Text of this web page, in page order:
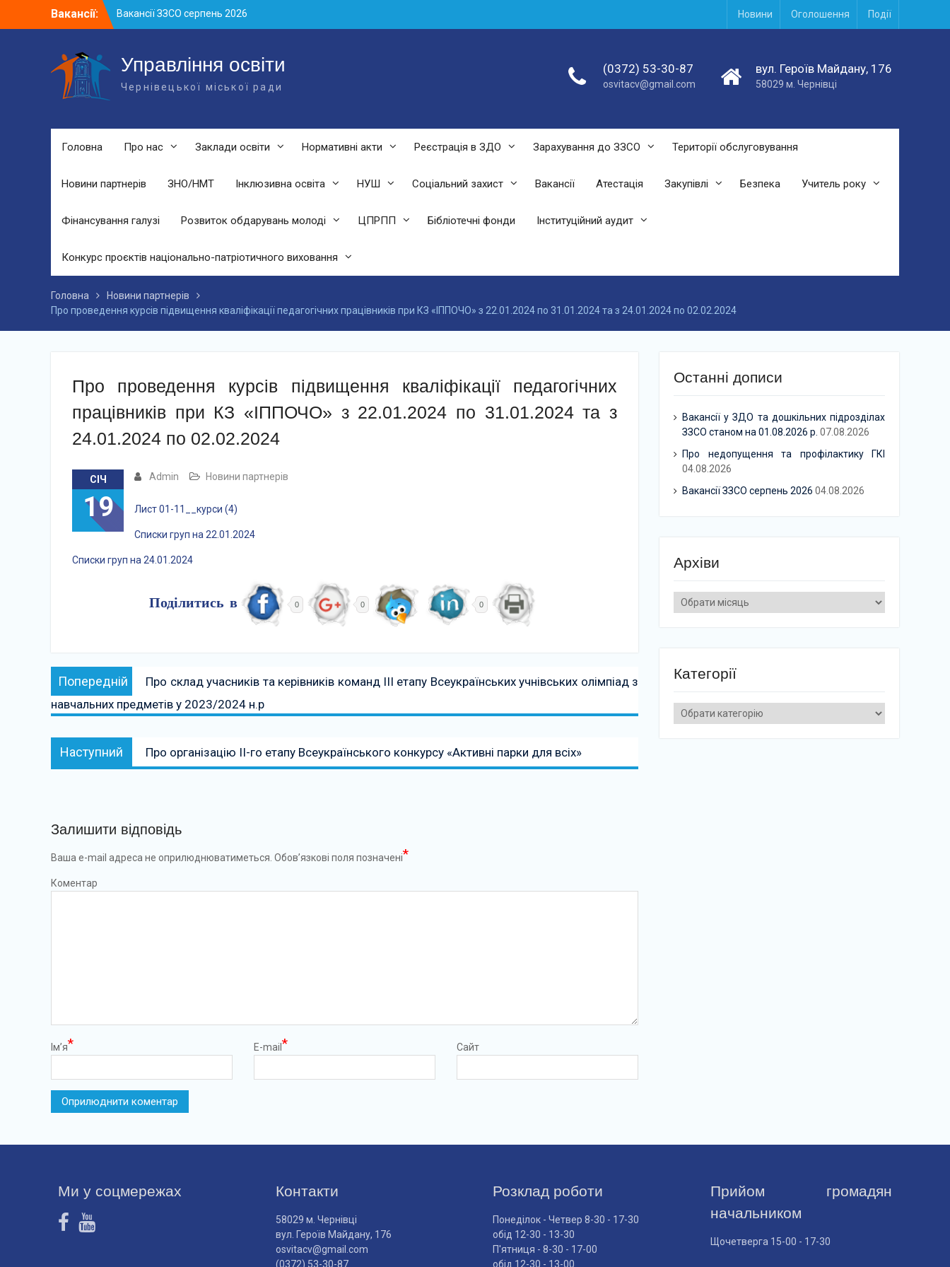
Вакансії:
Вакансії ЗЗСО серпень 2026
Вакансії ЗЗСО червень 2026
підрозділах ЗЗСО станом на 01.08.2026
р.
Новини Оголошення Події
Управління освіти
Чернівецької міської ради
(0372) 53-30-87
osvitacv@gmail.com
вул. Героїв Майдану, 176
58029 м. Чернівці
Головна Про нас Заклади освіти Нормативні акти Реєстрація в ЗДО Зарахування до ЗЗСО Території обслуговування
Новини партнерів ЗНО/НМТ Інклюзивна освіта НУШ Соціальний захист Вакансії Атестація Закупівлі Безпека Учитель року
Фінансування галузі Розвиток обдарувань молоді ЦПРПП Бібліотечні фонди Інституційний аудит
Конкурс проєктів національно-патріотичного виховання
Головна
Новини партнерів
Про проведення курсів підвищення кваліфікації педагогічних працівників при КЗ «ІППОЧО» з 22.01.2024 по 31.01.2024 та з 24.01.2024 по 02.02.2024
Про проведення курсів підвищення кваліфікації педагогічних
працівників при КЗ «ІППОЧО» з 22.01.2024 по 31.01.2024 та з
24.01.2024 по 02.02.2024
СІЧ
19
Admin Новини партнерів
Лист 01-11__курси (4)
Списки груп на 22.01.2024
Списки груп на 24.01.2024
Поділитись в 0 0 0
Навігація
записів
Попередній Попередній:
Про склад учасників та керівників команд ІІІ етапу Всеукраїнських учнівських олімпіад з
навчальних предметів у 2023/2024 н.р
Наступний Наступний:
Про організацію ІІ-го етапу Всеукраїнського конкурсу «Активні парки для всіх»
Залишити відповідь
Ваша e-mail адреса не оприлюднюватиметься. Обов’язкові поля позначені*
Коментар
Ім’я* E-mail * Сайт
Останні дописи
Вакансії у ЗДО та дошкільних підрозділах
ЗЗСО станом на 01.08.2026 р. 07.08.2026
Про недопущення та профілактику ГКІ
04.08.2026
Вакансії ЗЗСО серпень 2026 04.08.2026
Архіви
Архіви
Категорії
Категорії
Ми у соцмережах Контакти
58029 м. Чернівці
вул. Героїв Майдану, 176
osvitacv@gmail.com
(0372) 53-30-87
Розклад роботи
Понеділок - Четвер 8-30 - 17-30
обід 12-30 - 13-30
П'ятниця - 8-30 - 17-00
обід 12-30 - 13-00
Прийом громадян
начальником
Щочетверга 15-00 - 17-30